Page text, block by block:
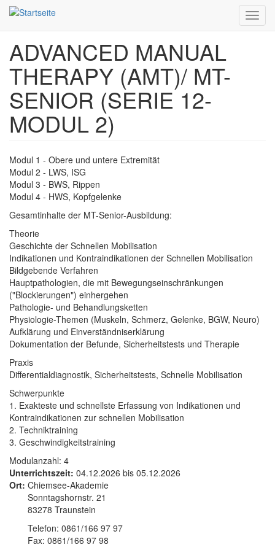
Direkt
zum
Inhalt
ADVANCED MANUAL
THERAPY (AMT)/ MT-
SENIOR (SERIE 12-
MODUL 2)
Modul 1 - Obere und untere Extremität
Modul 2 - LWS, ISG
Modul 3 - BWS, Rippen
Modul 4 - HWS, Kopfgelenke
Gesamtinhalte der MT-Senior-Ausbildung:
Theorie
Geschichte der Schnellen Mobilisation
Indikationen und Kontraindikationen der Schnellen Mobilisation
Bildgebende Verfahren
Hauptpathologien, die mit Bewegungseinschränkungen
("Blockierungen") einhergehen
Pathologie- und Behandlungsketten
Physiologie-Themen (Muskeln, Schmerz, Gelenke, BGW, Neuro)
Aufklärung und Einverständniserklärung
Dokumentation der Befunde, Sicherheitstests und Therapie
Praxis
Differentialdiagnostik, Sicherheitstests, Schnelle Mobilisation
Schwerpunkte
1. Exakteste und schnellste Erfassung von Indikationen und
Kontraindikationen zur schnellen Mobilisation
2. Techniktraining
3. Geschwindigkeitstraining
Modulanzahl: 4
Unterrichtszeit: 04.12.2026 bis 05.12.2026
Ort: Chiemsee-Akademie
Sonntagshornstr. 21
83278 Traunstein
Telefon: 0861/166 97 97
Fax: 0861/166 97 98